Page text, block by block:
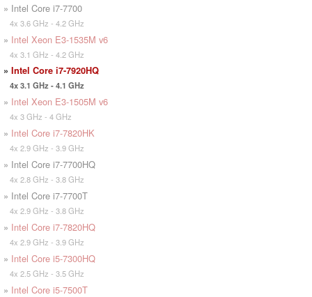
» Intel Core i7-7700
4x 3.6 GHz - 4.2 GHz
» Intel Xeon E3-1535M v6
4x 3.1 GHz - 4.2 GHz
» Intel Core i7-7920HQ
4x 3.1 GHz - 4.1 GHz
» Intel Xeon E3-1505M v6
4x 3 GHz - 4 GHz
» Intel Core i7-7820HK
4x 2.9 GHz - 3.9 GHz
» Intel Core i7-7700HQ
4x 2.8 GHz - 3.8 GHz
» Intel Core i7-7700T
4x 2.9 GHz - 3.8 GHz
» Intel Core i7-7820HQ
4x 2.9 GHz - 3.9 GHz
» Intel Core i5-7300HQ
4x 2.5 GHz - 3.5 GHz
» Intel Core i5-7500T